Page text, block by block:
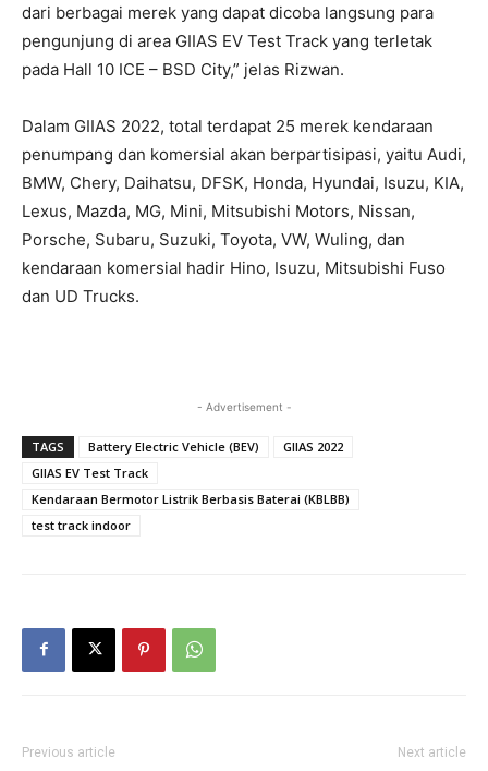
dari berbagai merek yang dapat dicoba langsung para
pengunjung di area GIIAS EV Test Track yang terletak
pada Hall 10 ICE – BSD City,” jelas Rizwan.
Dalam GIIAS 2022, total terdapat 25 merek kendaraan
penumpang dan komersial akan berpartisipasi, yaitu Audi,
BMW, Chery, Daihatsu, DFSK, Honda, Hyundai, Isuzu, KIA,
Lexus, Mazda, MG, Mini, Mitsubishi Motors, Nissan,
Porsche, Subaru, Suzuki, Toyota, VW, Wuling, dan
kendaraan komersial hadir Hino, Isuzu, Mitsubishi Fuso
dan UD Trucks.
- Advertisement -
TAGS Battery Electric Vehicle (BEV)
GIIAS 2022
GIIAS EV Test Track
Kendaraan Bermotor Listrik Berbasis Baterai (KBLBB)
test track indoor
Previous article Next article